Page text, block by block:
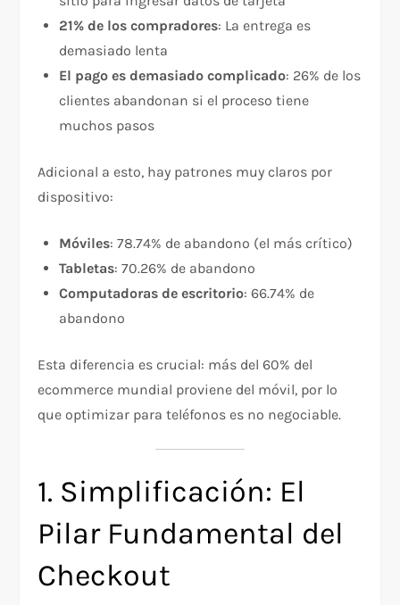
21% de los compradores: La entrega es
demasiado lenta
El pago es demasiado complicado: 26% de los
clientes abandonan si el proceso tiene
muchos pasos​
Adicional a esto, hay patrones muy claros por
dispositivo:​
Móviles: 78.74% de abandono (el más crítico)
Tabletas: 70.26% de abandono
Computadoras de escritorio: 66.74% de
abandono
Esta diferencia es crucial: más del 60% del
ecommerce mundial proviene del móvil, por lo
que optimizar para teléfonos es no negociable.​
1. Simplificación: El
Pilar Fundamental del
Checkout